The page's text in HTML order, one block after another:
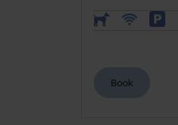
Book